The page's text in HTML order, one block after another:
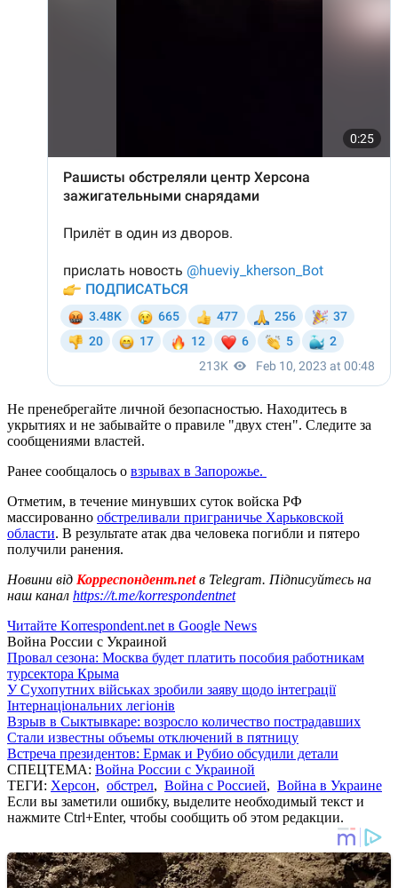
Не пренебрегайте личной безопасностью. Находитесь в
укрытиях и не забывайте о правиле "двух стен". Следите за
сообщениями властей.
Ранее сообщалось о взрывах в Запорожье.
Отметим, в течение минувших суток войска РФ
массированно обстреливали приграничье Харьковской
области. В результате атак два человека погибли и пятеро
получили ранения.
Новини від Корреспондент.netв Telegram. Підписуйтесь на
наш канал https://t.me/korrespondentnet
Читайте Korrespondent.net в Google News
Война России с Украиной
Провал сезона: Москва будет платить пособия работникам
турсектора Крыма
У Сухопутних військах зробили заяву щодо інтеграції
Інтернаціональних легіонів
Взрыв в Сыктывкаре: возросло количество пострадавших
Стали известны объемы отключений в пятницу
Встреча президентов: Ермак и Рубио обсудили детали
СПЕЦТЕМА: Война России с Украиной
ТЕГИ: Херсон, обстрел, Война с Россией, Война в Украине
Если вы заметили ошибку, выделите необходимый текст и
нажмите Ctrl+Enter, чтобы сообщить об этом редакции.